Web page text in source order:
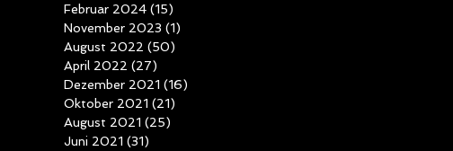
Februar 2024 (15)
November 2023 (1)
August 2022 (50)
April 2022 (27)
Dezember 2021 (16)
Oktober 2021 (21)
August 2021 (25)
Juni 2021 (31)